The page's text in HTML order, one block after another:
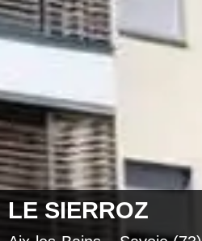
LE SIERROZ